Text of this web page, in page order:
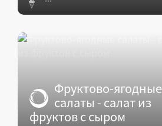
Фруктово-ягодные
салаты - салат из
фруктов с сыром